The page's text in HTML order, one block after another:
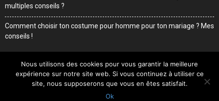
multiples conseils ?
Comment choisir ton costume pour homme pour ton mariage ? Mes
conseils !
Me contacter Mentions légales
Qui suis-je
Nous utilisons des cookies pour vous garantir la meilleure
expérience sur notre site web. Si vous continuez à utiliser ce
site, nous supposerons que vous en êtes satisfait.
Ok